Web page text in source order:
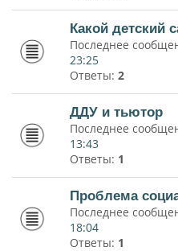
Какой детский
Последнее
23:25
Ответы: 2
ДДУ и тьютор
Последнее
13:43
Ответы: 1
Проблема
Последнее
18:04
Ответы: 1